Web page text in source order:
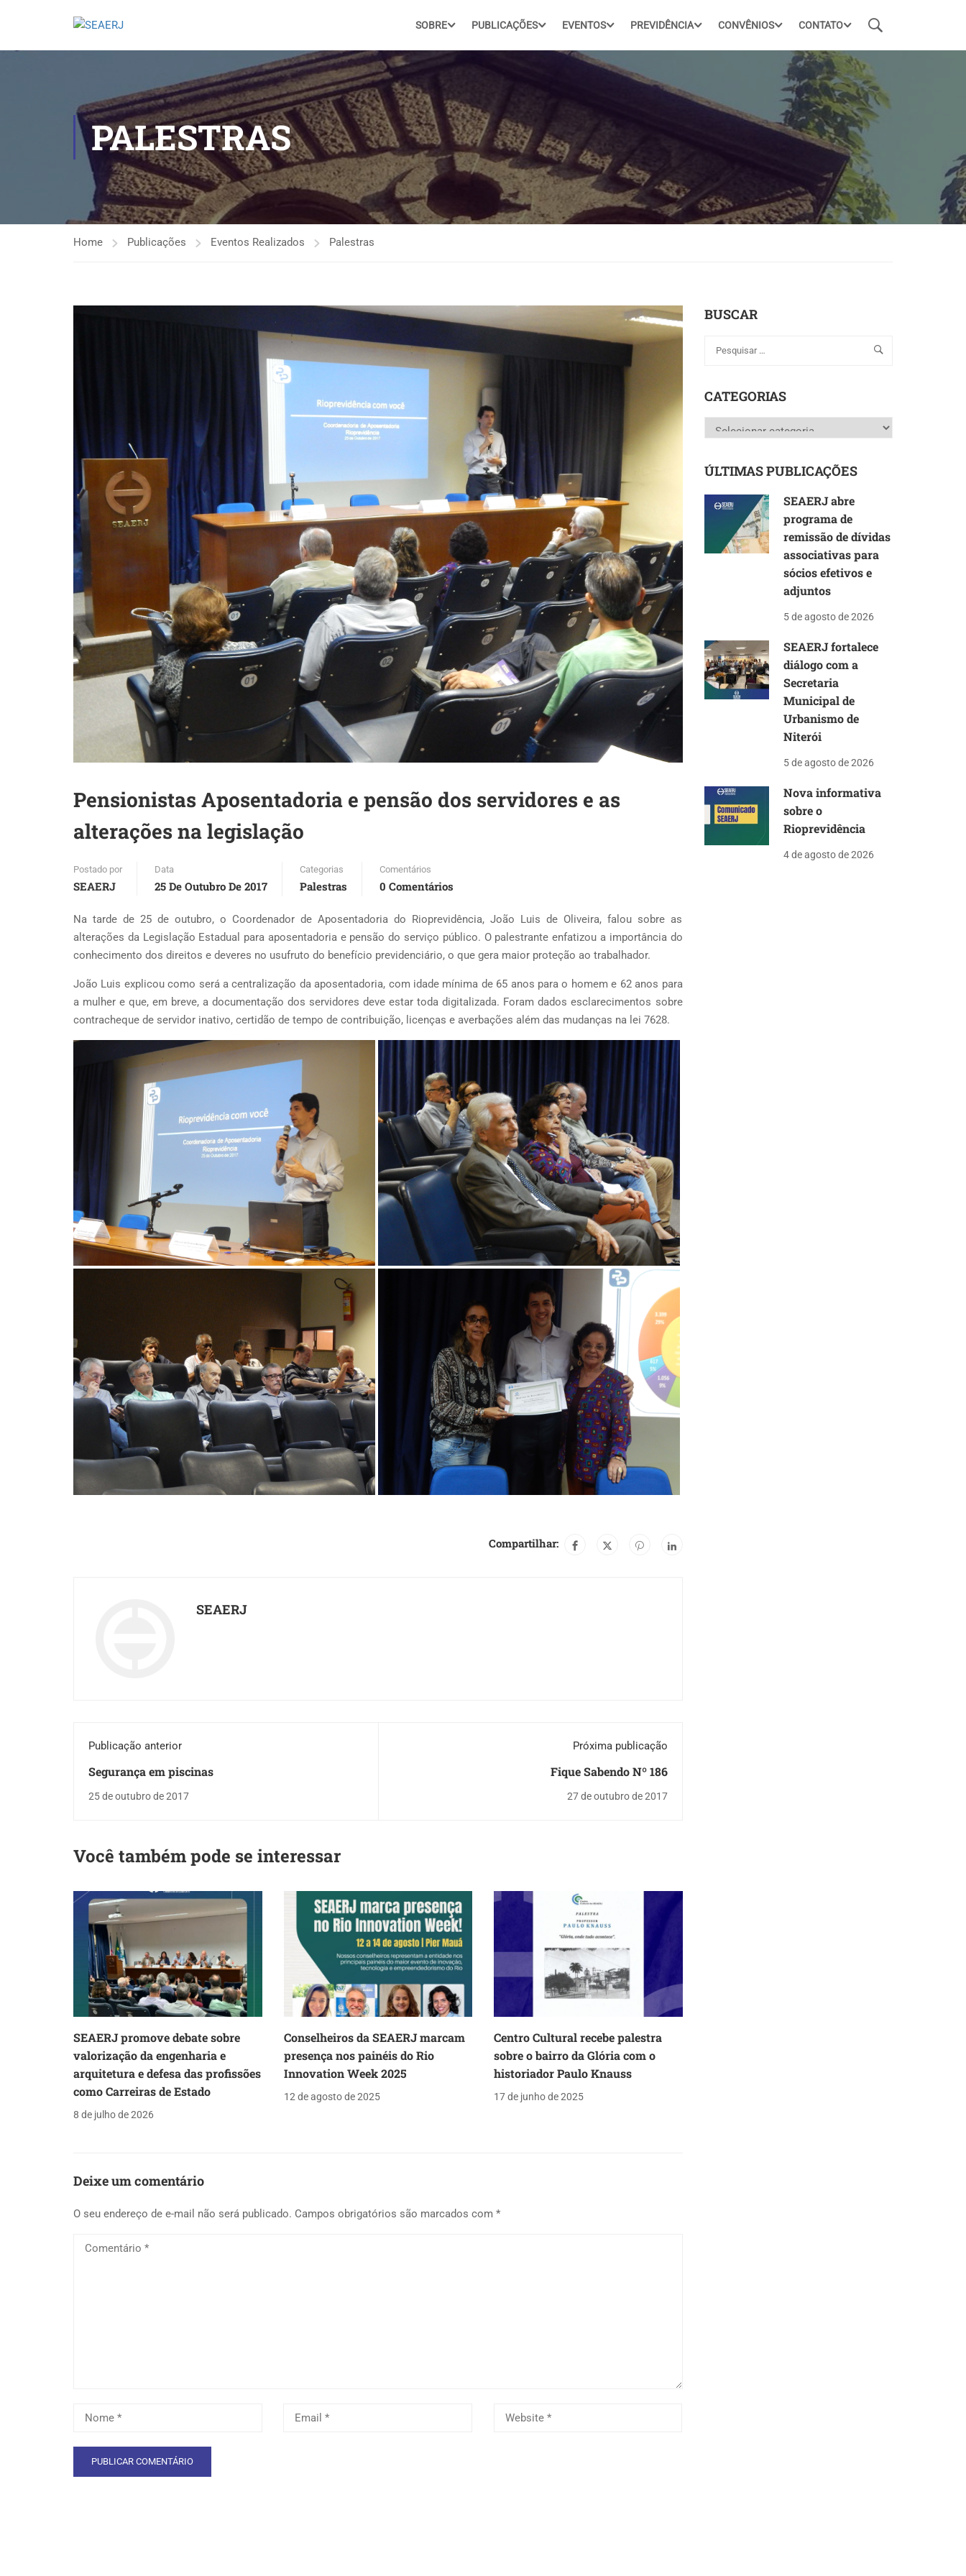
SOBRE PUBLICAÇÕES EVENTOS PREVIDÊNCIA CONVÊNIOS CONTATO
PALESTRAS
Home Publicações Eventos Realizados Palestras
Pensionistas Aposentadoria e pensão dos servidores e as
alterações na legislação
Postado por
SEAERJ
Data
25 De Outubro De 2017
Categorias
Palestras
Comentários
0 Comentários
Na tarde de 25 de outubro, o Coordenador de Aposentadoria do Rioprevidência, João Luis de Oliveira, falou sobre as
alterações da Legislação Estadual para aposentadoria e pensão do serviço público. O palestrante enfatizou a importância do
conhecimento dos direitos e deveres no usufruto do benefício previdenciário, o que gera maior proteção ao trabalhador.
João Luis explicou como será a centralização da aposentadoria, com idade mínima de 65 anos para o homem e 62 anos para
a mulher e que, em breve, a documentação dos servidores deve estar toda digitalizada. Foram dados esclarecimentos sobre
contracheque de servidor inativo, certidão de tempo de contribuição, licenças e averbações além das mudanças na lei 7628.
Compartilhar:
SEAERJ
Publicação anterior
Segurança em piscinas
25 de outubro de 2017
Próxima publicação
Fique Sabendo Nº 186
27 de outubro de 2017
Você também pode se interessar
SEAERJ promove debate sobre
valorização da engenharia e
arquitetura e defesa das profissões
como Carreiras de Estado
8 de julho de 2026
Conselheiros da SEAERJ marcam
presença nos painéis do Rio
Innovation Week 2025
12 de agosto de 2025
Centro Cultural recebe palestra
sobre o bairro da Glória com o
historiador Paulo Knauss
17 de junho de 2025
Deixe um comentário
O seu endereço de e-mail não será publicado. Campos obrigatórios são marcados com *
BUSCAR
CATEGORIAS
Categorias
ÚLTIMAS PUBLICAÇÕES
SEAERJ abre
programa de
remissão de dívidas
associativas para
sócios efetivos e
adjuntos
5 de agosto de 2026
SEAERJ fortalece
diálogo com a
Secretaria
Municipal de
Urbanismo de
Niterói
5 de agosto de 2026
Nova informativa
sobre o
Rioprevidência
4 de agosto de 2026